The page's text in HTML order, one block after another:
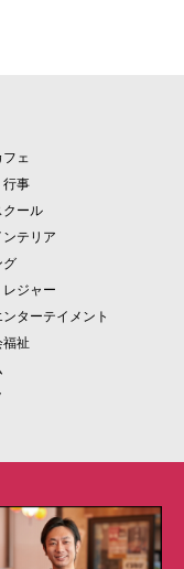
フェ
行事
クール
テリア
グ
ジャー
ターテイメント
祉